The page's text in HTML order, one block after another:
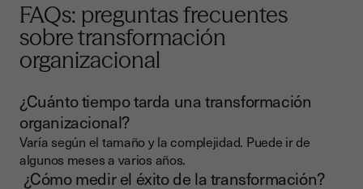
FAQs: preguntas frecuentes
sobre transformación
organizacional
¿Cuánto tiempo tarda una transformación
organizacional?
Varía según el tamaño y la complejidad. Puede ir de
algunos meses a varios años.
¿Cómo medir el éxito de la transformación?